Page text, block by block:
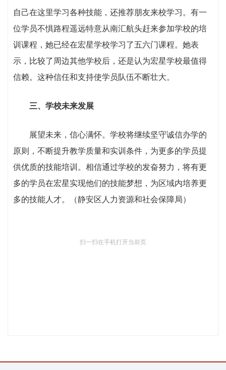
自己在这里学习各种技能，还推荐朋友来校学习。有一
位学员不惧路程遥远特意从南汇航头赶来参加学校的培
训课程，她已经在宏星学校学习了五六门课程。她表
示，比较了周边其他学校后，还是认为宏星学校最值得
信赖。这种信任和支持使学员队伍不断壮大。
三、学校未来发展
展望未来，信心满怀。学校将继续坚守诚信办学的
原则，不断提升教学质量和实训条件，为更多的学员提
供优质的技能培训。相信通过学校的发奋努力，将有更
多的学员在宏星实现他们的技能梦想，为区域内培养更
多的技能人才。（静安区人力资源和社会保障局）
扫一扫在手机打开当前页